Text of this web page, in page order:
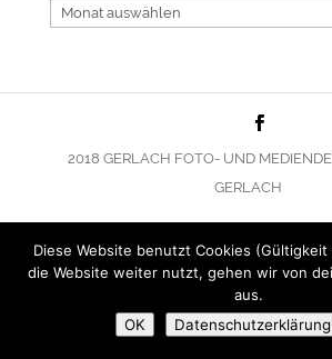
Archiv
2018 GERLACH FOTO- UND
GERLACH
Diese Website benutzt Cookies (Gültigkeit
die Website weiter nutzt, gehen wir von
aus.
OK